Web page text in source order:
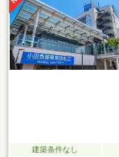
に、“抜け感”が魅力の
せ♪
建築条件なし